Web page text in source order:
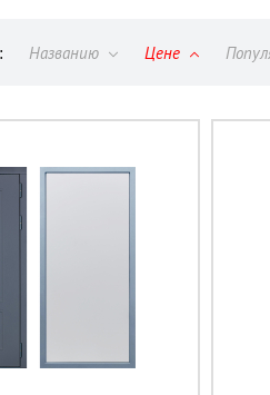
Названию Цене